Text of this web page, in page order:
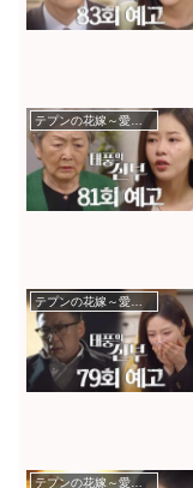
テプンの花嫁～愛と復讐の羅針盤
テプンの花嫁～愛と復讐の羅針盤
テプンの花嫁～愛と復讐の羅針盤